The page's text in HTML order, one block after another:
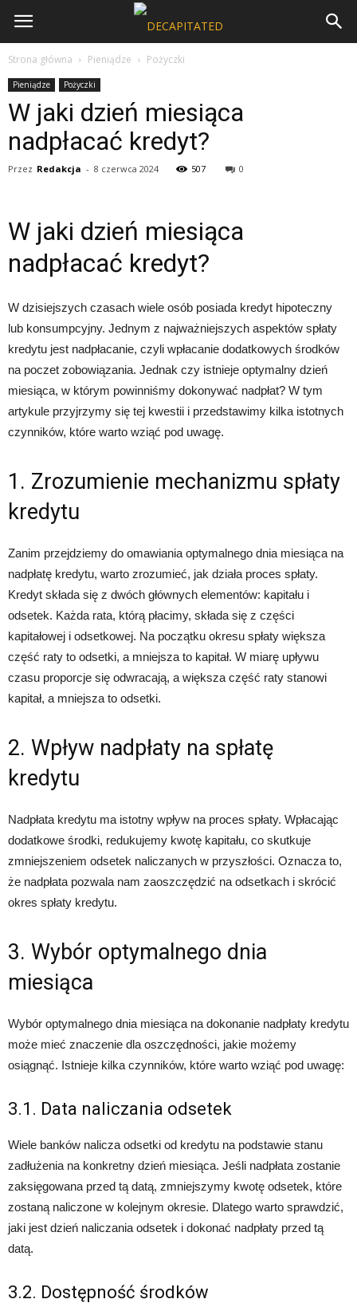
Strona główna Pieniądze Pożyczki
Pieniądze Pożyczki
W jaki dzień miesiąca
nadpłacać kredyt?
Przez Redakcja - 8 czerwca 2024 507 0
W jaki dzień miesiąca
nadpłacać kredyt?
W dzisiejszych czasach wiele osób posiada kredyt hipoteczny
lub konsumpcyjny. Jednym z najważniejszych aspektów spłaty
kredytu jest nadpłacanie, czyli wpłacanie dodatkowych środków
na poczet zobowiązania. Jednak czy istnieje optymalny dzień
miesiąca, w którym powinniśmy dokonywać nadpłat? W tym
artykule przyjrzymy się tej kwestii i przedstawimy kilka istotnych
czynników, które warto wziąć pod uwagę.
1. Zrozumienie mechanizmu spłaty
kredytu
Zanim przejdziemy do omawiania optymalnego dnia miesiąca na
nadpłatę kredytu, warto zrozumieć, jak działa proces spłaty.
Kredyt składa się z dwóch głównych elementów: kapitału i
odsetek. Każda rata, którą płacimy, składa się z części
kapitałowej i odsetkowej. Na początku okresu spłaty większa
część raty to odsetki, a mniejsza to kapitał. W miarę upływu
czasu proporcje się odwracają, a większa część raty stanowi
kapitał, a mniejsza to odsetki.
2. Wpływ nadpłaty na spłatę
kredytu
Nadpłata kredytu ma istotny wpływ na proces spłaty. Wpłacając
dodatkowe środki, redukujemy kwotę kapitału, co skutkuje
zmniejszeniem odsetek naliczanych w przyszłości. Oznacza to,
że nadpłata pozwala nam zaoszczędzić na odsetkach i skrócić
okres spłaty kredytu.
3. Wybór optymalnego dnia
miesiąca
Wybór optymalnego dnia miesiąca na dokonanie nadpłaty kredytu
może mieć znaczenie dla oszczędności, jakie możemy
osiągnąć. Istnieje kilka czynników, które warto wziąć pod uwagę:
3.1. Data naliczania odsetek
Wiele banków nalicza odsetki od kredytu na podstawie stanu
zadłużenia na konkretny dzień miesiąca. Jeśli nadpłata zostanie
zaksięgowana przed tą datą, zmniejszymy kwotę odsetek, które
zostaną naliczone w kolejnym okresie. Dlatego warto sprawdzić,
jaki jest dzień naliczania odsetek i dokonać nadpłaty przed tą
datą.
3.2. Dostępność środków